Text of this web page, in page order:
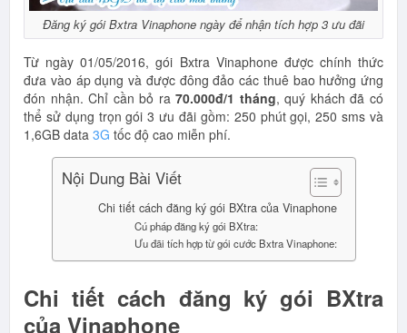
Đăng ký gói Bxtra Vinaphone ngày để nhận tích hợp 3 ưu đãi
Từ ngày 01/05/2016, gói Bxtra Vinaphone được chính thức
đưa vào áp dụng và được đông đảo các thuê bao hưởng ứng
đón nhận. Chỉ cần bỏ ra70.000đ/1 tháng, quý khách đã có
thể sử dụng trọn gói 3 ưu đãi gồm: 250 phút gọi, 250 sms và
1,6GB data 3G tốc độ cao miễn phí.
Nội Dung Bài Viết
Chi tiết cách đăng ký gói BXtra của Vinaphone
Cú pháp đăng ký gói BXtra:
Ưu đãi tích hợp từ gói cước Bxtra Vinaphone:
Chi tiết cách đăng ký gói BXtra
của Vinaphone